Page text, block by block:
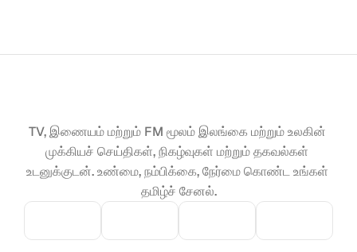
TV, இணையம் மற்றும் FM மூலம் இலங்கை மற்றும் உலகின்
முக்கியச் செய்திகள், நிகழ்வுகள் மற்றும் தகவல்கள்
உடனுக்குடன். உண்மை, நம்பிக்கை, நேர்மை கொண்ட உங்கள்
தமிழ்ச் சேனல்.